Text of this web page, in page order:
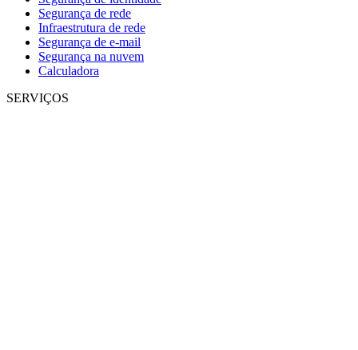
Segurança de rede
Infraestrutura de rede
Segurança de e-mail
Segurança na nuvem
Calculadora
SERVIÇOS